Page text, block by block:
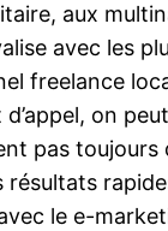
aux
avec les
freelance
on
pas
le e-